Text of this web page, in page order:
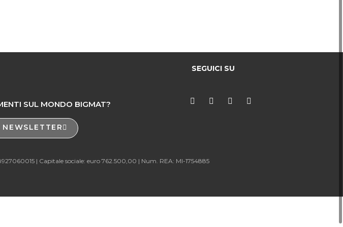
SUL MONDO BIGMAT?
SEGUICI SU
| Capitale sociale: euro 762.500,00 | Num. REA: MI-1754885